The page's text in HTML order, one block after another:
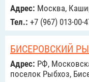
Адрес: Москва,
Тел.: +7 (967) 013-00-
БИСЕРОВСКИЙ
Адрес: РФ,
поселок Рыбхоз,